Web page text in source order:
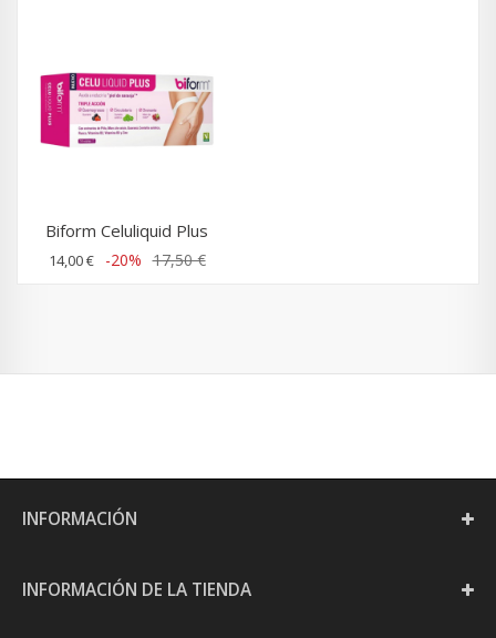
Biform Celuliquid Plus
14,00 € -20% 17,50 €
INFORMACIÓN
INFORMACIÓN DE LA TIENDA